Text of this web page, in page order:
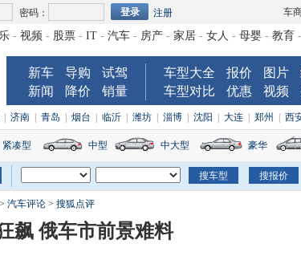
密码： 注册 车
- 视频 - 股票 - IT - 汽车 - 房产 - 家居 - 女人 - 母婴 - 教育 -
新车 导购
试驾
新闻
降价 销量
车型大全 报价 图片
车型对比
优惠 视频
济南 青岛 烟台 临沂 潍坊 淄博 沈阳 大连 郑州 西
紧凑型 中型 中大型 豪华
> 汽车评论 > 搜狐点评
飙 俄车市前景难料